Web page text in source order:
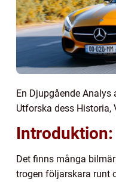
En Djupgående
Utforska dess Historia,
Introduktion:
Det finns många
trogen följarskara runt